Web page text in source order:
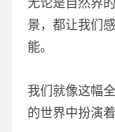
景，都让我们
能。
我们就像这幅
的世界中扮演